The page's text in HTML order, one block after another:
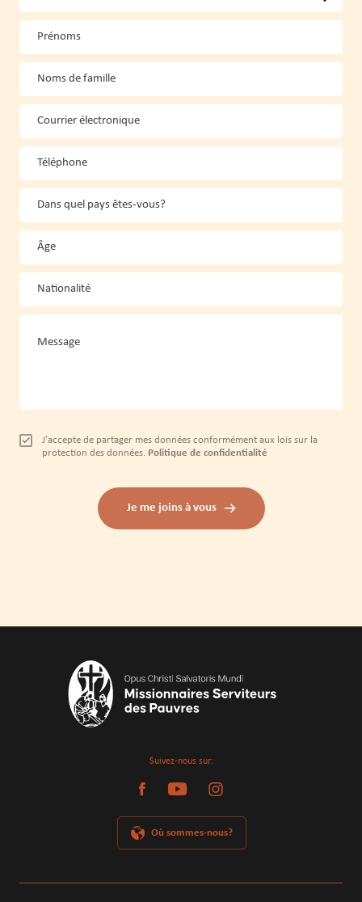
Prénoms
Noms de famille
Courrier électronique
Téléphone
Dans quel pays êtes-vous?
Âge
Nationalité
Message
J'accepte de partager mes données conformément aux lois sur la
protection des données. Politique de confidentialité
Je me joins à vous
Suivez-nous sur:
Où sommes-nous?